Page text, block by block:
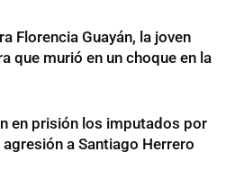
Florencia Guayán, la joven
que murió en un choque en la
en prisión los imputados por
agresión a Santiago Herrero